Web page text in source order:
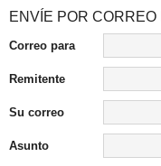
ENVÍE POR
Correo para
Remitente
Su correo
Asunto